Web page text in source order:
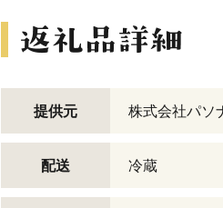
提供元 株式会社パソ
配送 冷蔵